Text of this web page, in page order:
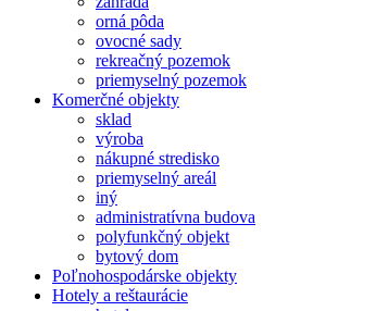
orná pôda
ovocné sady
rekreačný pozemok
priemyselný pozemok
Komerčné objekty
sklad
výroba
nákupné stredisko
priemyselný areál
iný
administratívna budova
polyfunkčný objekt
bytový dom
Poľnohospodárske objekty
Hotely a reštaurácie